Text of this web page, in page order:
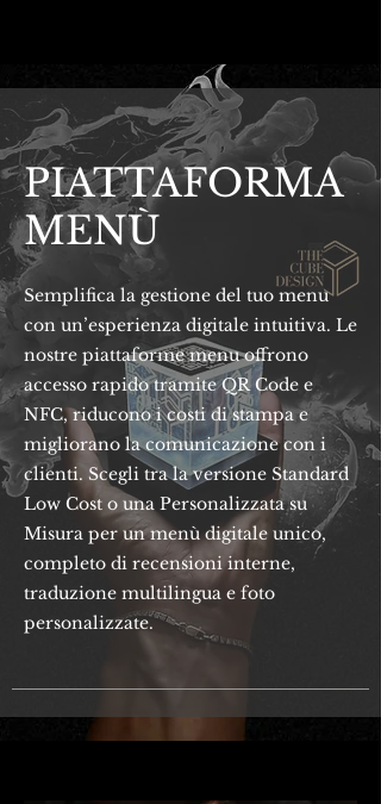
PIATTAFORMA
MENÙ
Semplifica la gestione del tuo menu
con un’esperienza digitale intuitiva. Le
nostre piattaforme menu offrono
accesso rapido tramite QR Code e
NFC, riducono i costi di stampa e
migliorano la comunicazione con i
clienti. Scegli tra la versione Standard
Low Cost o una Personalizzata su
Misura per un menù digitale unico,
completo di recensioni interne,
traduzione multilingua e foto
personalizzate.